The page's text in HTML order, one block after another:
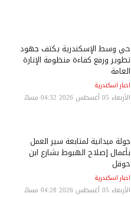
حي وسط الإسكندرية يكثف جهود
تطوير ورفع كفاءة منظومة الإنارة
العامة
اخبار اسكندرية
الأربعاء 05 أغسطس 2026 04:32 مساءً
جولة ميدانية لمتابعة سير العمل
بأعمال إصلاح الهبوط بشارع ابن
حوقل
اخبار اسكندرية
الأربعاء 05 أغسطس 2026 04:28 مساءً